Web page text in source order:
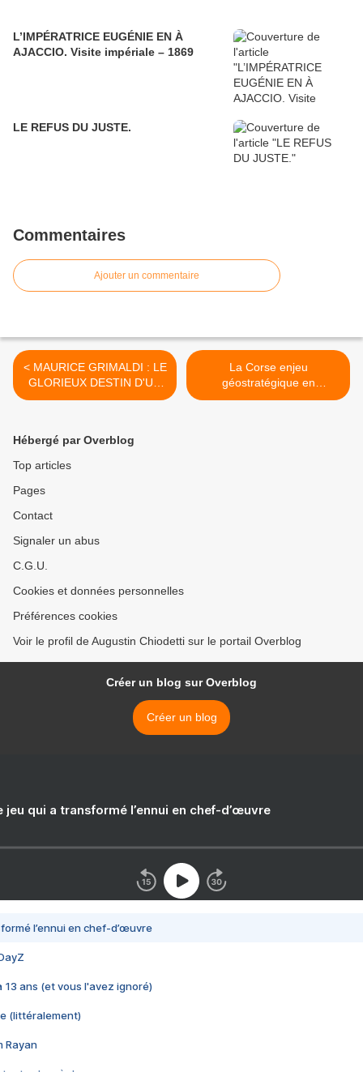
L’IMPÉRATRICE EUGÉNIE EN À
AJACCIO. Visite impériale – 1869
LE REFUS DU JUSTE.
Commentaires
Ajouter un commentaire
< MAURICE GRIMALDI : LE
GLORIEUX DESTIN D'UN
YANKEE DE CORSE.
La Corse enjeu
géostratégique en
Méditerranée et les marins
Hébergé par Overblog
Top articles
Pages
Contact
Signaler un abus
C.G.U.
Cookies et données personnelles
Préférences cookies
Voir le profil de Augustin Chiodetti sur le portail Overblog
Créer un blog sur Overblog
Créer un blog
jeu qui a transformé l’ennui en chef-d’œuvre
l’ennui en chef-d’œuvre
13 ans (et vous l'avez ignoré)
(littéralement)
Rayan